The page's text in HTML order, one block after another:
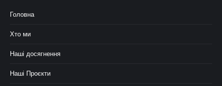
Головна
Хто ми
Наші досягнення
Наші Проєкти